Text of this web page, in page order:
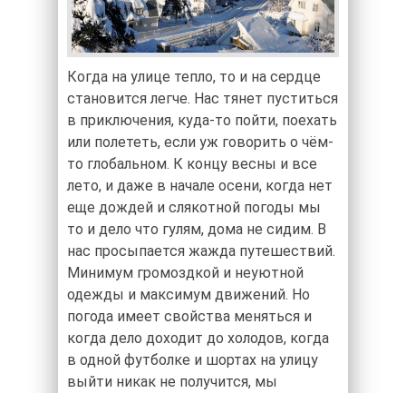
Когда на улице тепло, то и на сердце
становится легче. Нас тянет пуститься
в приключения, куда-то пойти, поехать
или полететь, если уж говорить о чём-
то глобальном. К концу весны и все
лето, и даже в начале осени, когда нет
еще дождей и слякотной погоды мы
то и дело что гулям, дома не сидим. В
нас просыпается жажда путешествий.
Минимум громоздкой и неуютной
одежды и максимум движений. Но
погода имеет свойства меняться и
когда дело доходит до холодов, когда
в одной футболке и шортах на улицу
выйти никак не получится, мы